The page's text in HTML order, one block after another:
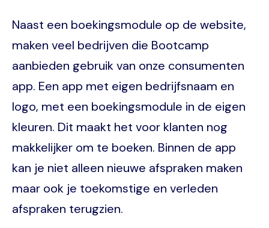
Naast een boekingsmodule op de website,
maken veel bedrijven die Bootcamp
aanbieden gebruik van onze consumenten
app. Een app met eigen bedrijfsnaam en
logo, met een boekingsmodule in de eigen
kleuren. Dit maakt het voor klanten nog
makkelijker om te boeken. Binnen de app
kan je niet alleen nieuwe afspraken maken
maar ook je toekomstige en verleden
afspraken terugzien.